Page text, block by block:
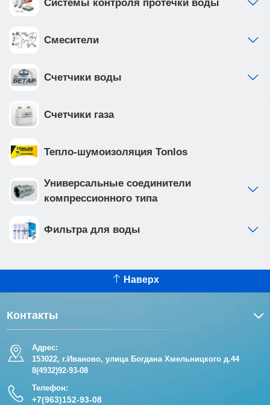
Системы контроля протечки воды
Смесители
Счетчики воды
Счетчики газа
Тепло-шумоизоляция Tonlos
Универсальные соединители
компрессионного типа
Фильтра для воды
Наверх
Контакты
Адрес:
153022, г.Иваново, улица Богдана Хмельницкого д.44
8(4932)92-93-08
Телефон:
+7(963)152-93-08